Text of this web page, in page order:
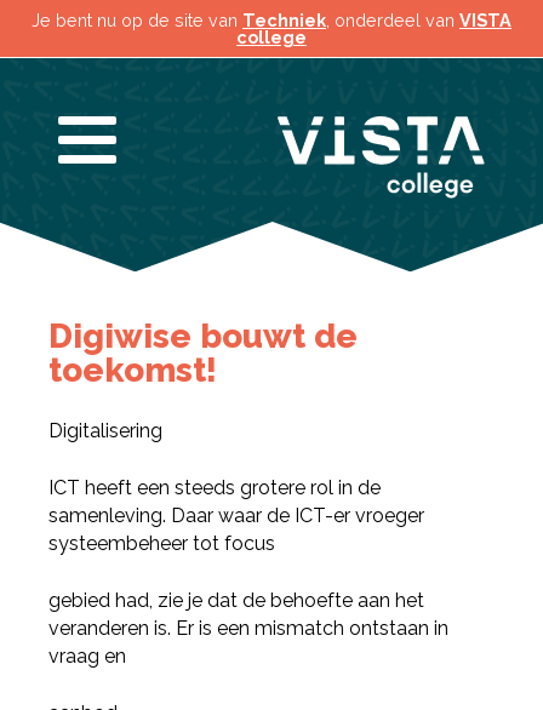
Je bent nu op de site van Techniek , onderdeel van VISTA
college
Digiwise bouwt de
toekomst!
Digitalisering
ICT heeft een steeds grotere rol in de
samenleving. Daar waar de ICT-er vroeger
systeembeheer tot focus
gebied had, zie je dat de behoefte aan het
veranderen is. Er is een mismatch ontstaan in
vraag en